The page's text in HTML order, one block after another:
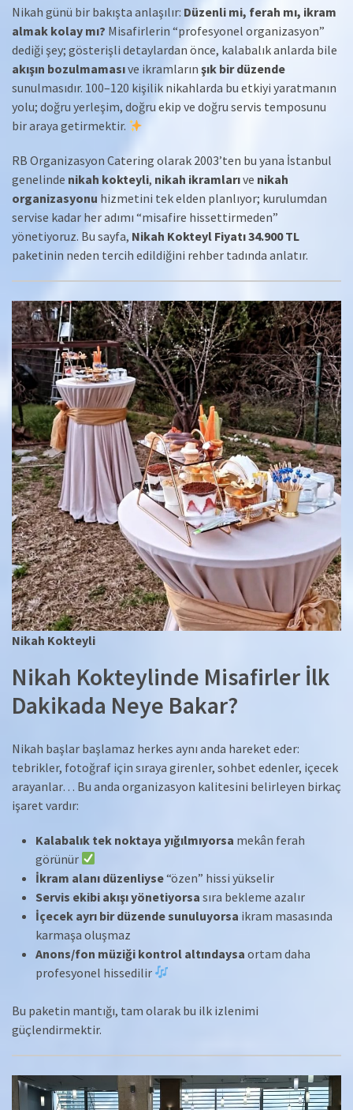
Nikah günü bir bakışta anlaşılır: Düzenli mi, ferah mı, ikram
almak kolay mı? Misafirlerin “profesyonel organizasyon”
dediği şey; gösterişli detaylardan önce, kalabalık anlarda bile
akışın bozulmamasıve ikramların şık bir düzende
sunulmasıdır. 100–120 kişilik nikahlarda bu etkiyi yaratmanın
yolu; doğru yerleşim, doğru ekip ve doğru servis temposunu
bir araya getirmektir.
RB Organizasyon Catering olarak 2003’ten bu yana İstanbul
genelinde nikah kokteyli, nikah ikramlarıve nikah
organizasyonu hizmetini tek elden planlıyor; kurulumdan
servise kadar her adımı “misafire hissettirmeden”
yönetiyoruz. Bu sayfa, Nikah Kokteyl Fiyatı 34.900 TL
paketinin neden tercih edildiğini rehber tadında anlatır.
Nikah Kokteyli
Nikah Kokteylinde Misafirler İlk
Dakikada Neye Bakar?
Nikah başlar başlamaz herkes aynı anda hareket eder:
tebrikler, fotoğraf için sıraya girenler, sohbet edenler, içecek
arayanlar… Bu anda organizasyon kalitesini belirleyen birkaç
işaret vardır:
Kalabalık tek noktaya yığılmıyorsa mekân ferah
görünür
İkram alanı düzenliyse“özen” hissi yükselir
Servis ekibi akışı yönetiyorsa sıra bekleme azalır
İçecek ayrı bir düzende sunuluyorsa ikram masasında
karmaşa oluşmaz
Anons/fon müziği kontrol altındaysa ortam daha
profesyonel hissedilir
Bu paketin mantığı, tam olarak bu ilk izlenimi
güçlendirmektir.